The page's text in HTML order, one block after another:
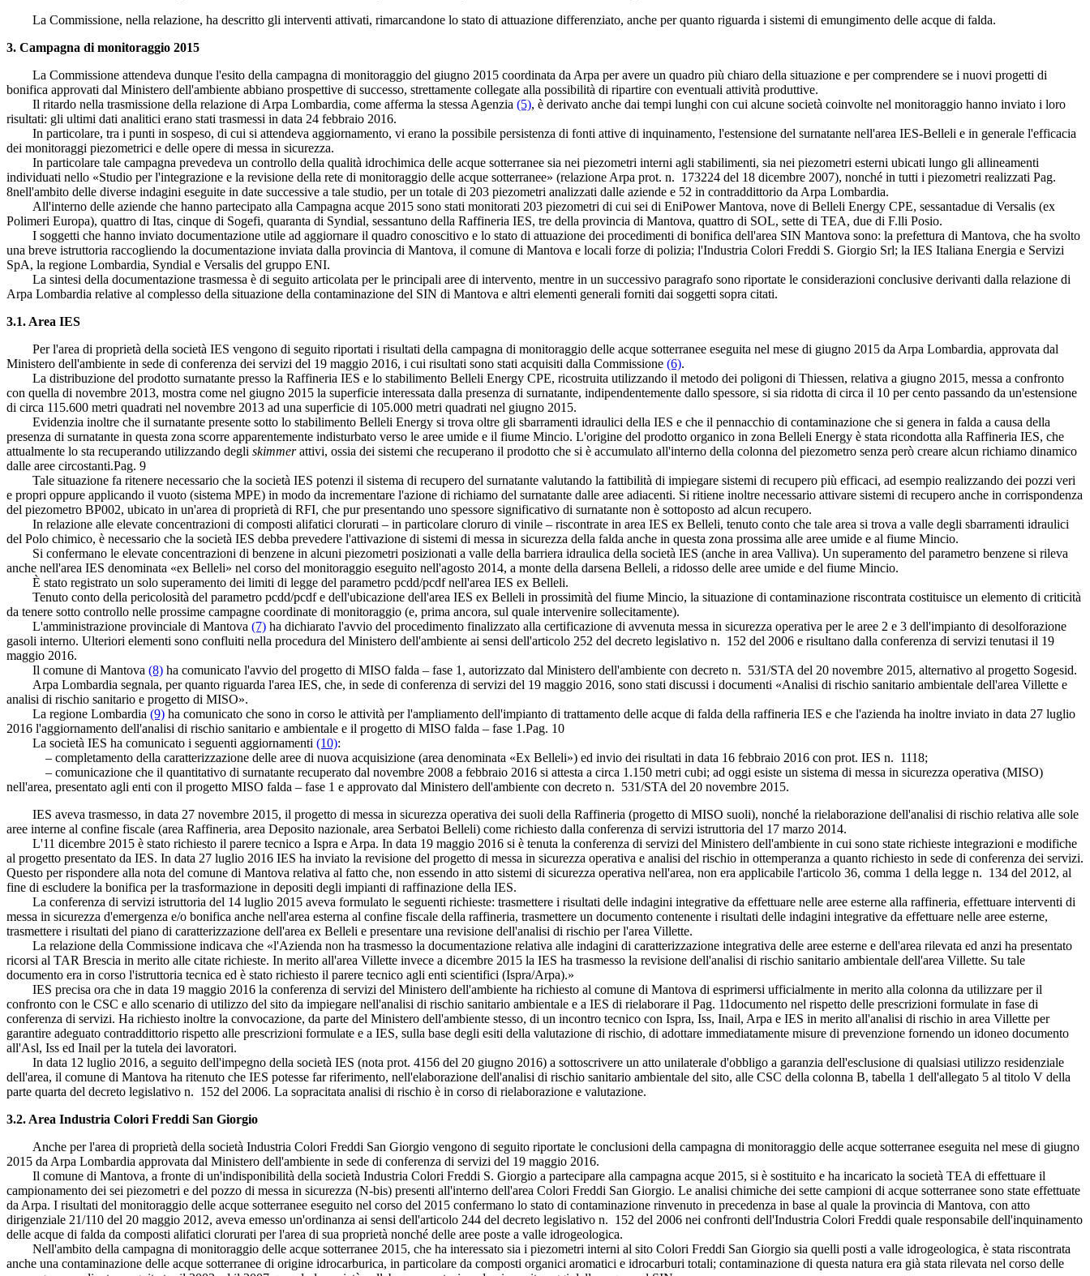
La Commissione, nella relazione, ha descritto gli interventi attivati, rimarcandone lo stato di attuazione differenziato, anche per quanto riguarda i sistemi di emungimento delle acque di falda.
3. Campagna di monitoraggio 2015
La Commissione attendeva dunque l'esito della campagna di monitoraggio del giugno 2015 coordinata da Arpa per avere un quadro più chiaro della situazione e per comprendere se i nuovi progetti di
bonifica approvati dal Ministero dell'ambiente abbiano prospettive di successo, strettamente collegate alla possibilità di ripartire con eventuali attività produttive.
Il ritardo nella trasmissione della relazione di Arpa Lombardia, come afferma la stessa Agenzia (5), è derivato anche dai tempi lunghi con cui alcune società coinvolte nel monitoraggio hanno inviato i loro
risultati: gli ultimi dati analitici erano stati trasmessi in data 24 febbraio 2016.
In particolare, tra i punti in sospeso, di cui si attendeva aggiornamento, vi erano la possibile persistenza di fonti attive di inquinamento, l'estensione del surnatante nell'area IES-Belleli e in generale l'efficacia
dei monitoraggi piezometrici e delle opere di messa in sicurezza.
In particolare tale campagna prevedeva un controllo della qualità idrochimica delle acque sotterranee sia nei piezometri interni agli stabilimenti, sia nei piezometri esterni ubicati lungo gli allineamenti
individuati nello «Studio per l'integrazione e la revisione della rete di monitoraggio delle acque sotterranee» (relazione Arpa prot. n. 173224 del 18 dicembre 2007), nonché in tutti i piezometri realizzati Pag.
8nell'ambito delle diverse indagini eseguite in date successive a tale studio, per un totale di 203 piezometri analizzati dalle aziende e 52 in contraddittorio da Arpa Lombardia.
All'interno delle aziende che hanno partecipato alla Campagna acque 2015 sono stati monitorati 203 piezometri di cui sei di EniPower Mantova, nove di Belleli Energy CPE, sessantadue di Versalis (ex
Polimeri Europa), quattro di Itas, cinque di Sogefi, quaranta di Syndial, sessantuno della Raffineria IES, tre della provincia di Mantova, quattro di SOL, sette di TEA, due di F.lli Posio.
I soggetti che hanno inviato documentazione utile ad aggiornare il quadro conoscitivo e lo stato di attuazione dei procedimenti di bonifica dell'area SIN Mantova sono: la prefettura di Mantova, che ha svolto
una breve istruttoria raccogliendo la documentazione inviata dalla provincia di Mantova, il comune di Mantova e locali forze di polizia; l'Industria Colori Freddi S. Giorgio Srl; la IES Italiana Energia e Servizi
SpA, la regione Lombardia, Syndial e Versalis del gruppo ENI.
La sintesi della documentazione trasmessa è di seguito articolata per le principali aree di intervento, mentre in un successivo paragrafo sono riportate le considerazioni conclusive derivanti dalla relazione di
Arpa Lombardia relative al complesso della situazione della contaminazione del SIN di Mantova e altri elementi generali forniti dai soggetti sopra citati.
3.1. Area IES
Per l'area di proprietà della società IES vengono di seguito riportati i risultati della campagna di monitoraggio delle acque sotterranee eseguita nel mese di giugno 2015 da Arpa Lombardia, approvata dal
Ministero dell'ambiente in sede di conferenza dei servizi del 19 maggio 2016, i cui risultati sono stati acquisiti dalla Commissione (6).
La distribuzione del prodotto surnatante presso la Raffineria IES e lo stabilimento Belleli Energy CPE, ricostruita utilizzando il metodo dei poligoni di Thiessen, relativa a giugno 2015, messa a confronto
con quella di novembre 2013, mostra come nel giugno 2015 la superficie interessata dalla presenza di surnatante, indipendentemente dallo spessore, si sia ridotta di circa il 10 per cento passando da un'estensione
di circa 115.600 metri quadrati nel novembre 2013 ad una superficie di 105.000 metri quadrati nel giugno 2015.
Evidenzia inoltre che il surnatante presente sotto lo stabilimento Belleli Energy si trova oltre gli sbarramenti idraulici della IES e che il pennacchio di contaminazione che si genera in falda a causa della
presenza di surnatante in questa zona scorre apparentemente indisturbato verso le aree umide e il fiume Mincio. L'origine del prodotto organico in zona Belleli Energy è stata ricondotta alla Raffineria IES, che
attualmente lo sta recuperando utilizzando degli skimmerattivi, ossia dei sistemi che recuperano il prodotto che si è accumulato all'interno della colonna del piezometro senza però creare alcun richiamo dinamico
dalle aree circostanti.Pag. 9
Tale situazione fa ritenere necessario che la società IES potenzi il sistema di recupero del surnatante valutando la fattibilità di impiegare sistemi di recupero più efficaci, ad esempio realizzando dei pozzi veri
e propri oppure applicando il vuoto (sistema MPE) in modo da incrementare l'azione di richiamo del surnatante dalle aree adiacenti. Si ritiene inoltre necessario attivare sistemi di recupero anche in corrispondenza
del piezometro BP002, ubicato in un'area di proprietà di RFI, che pur presentando uno spessore significativo di surnatante non è sottoposto ad alcun recupero.
In relazione alle elevate concentrazioni di composti alifatici clorurati – in particolare cloruro di vinile – riscontrate in area IES ex Belleli, tenuto conto che tale area si trova a valle degli sbarramenti idraulici
del Polo chimico, è necessario che la società IES debba prevedere l'attivazione di sistemi di messa in sicurezza della falda anche in questa zona prossima alle aree umide e al fiume Mincio.
Si confermano le elevate concentrazioni di benzene in alcuni piezometri posizionati a valle della barriera idraulica della società IES (anche in area Valliva). Un superamento del parametro benzene si rileva
anche nell'area IES denominata «ex Belleli» nel corso del monitoraggio eseguito nell'agosto 2014, a monte della darsena Belleli, a ridosso delle aree umide e del fiume Mincio.
È stato registrato un solo superamento dei limiti di legge del parametro pcdd/pcdf nell'area IES ex Belleli.
Tenuto conto della pericolosità del parametro pcdd/pcdf e dell'ubicazione dell'area IES ex Belleli in prossimità del fiume Mincio, la situazione di contaminazione riscontrata costituisce un elemento di criticità
da tenere sotto controllo nelle prossime campagne coordinate di monitoraggio (e, prima ancora, sul quale intervenire sollecitamente).
L'amministrazione provinciale di Mantova (7) ha dichiarato l'avvio del procedimento finalizzato alla certificazione di avvenuta messa in sicurezza operativa per le aree 2 e 3 dell'impianto di desolforazione
gasoli interno. Ulteriori elementi sono confluiti nella procedura del Ministero dell'ambiente ai sensi dell'articolo 252 del decreto legislativo n. 152 del 2006 e risultano dalla conferenza di servizi tenutasi il 19
maggio 2016.
Il comune di Mantova (8) ha comunicato l'avvio del progetto di MISO falda – fase 1, autorizzato dal Ministero dell'ambiente con decreto n. 531/STA del 20 novembre 2015, alternativo al progetto Sogesid.
Arpa Lombardia segnala, per quanto riguarda l'area IES, che, in sede di conferenza di servizi del 19 maggio 2016, sono stati discussi i documenti «Analisi di rischio sanitario ambientale dell'area Villette e
analisi di rischio sanitario e progetto di MISO».
La regione Lombardia (9) ha comunicato che sono in corso le attività per l'ampliamento dell'impianto di trattamento delle acque di falda della raffineria IES e che l'azienda ha inoltre inviato in data 27 luglio
2016 l'aggiornamento dell'analisi di rischio sanitario e ambientale e il progetto di MISO falda – fase 1.Pag. 10
La società IES ha comunicato i seguenti aggiornamenti (10):
– completamento della caratterizzazione delle aree di nuova acquisizione (area denominata «Ex Belleli») ed invio dei risultati in data 16 febbraio 2016 con prot. IES n. 1118;
– comunicazione che il quantitativo di surnatante recuperato dal novembre 2008 a febbraio 2016 si attesta a circa 1.150 metri cubi; ad oggi esiste un sistema di messa in sicurezza operativa (MISO)
nell'area, presentato agli enti con il progetto MISO falda – fase 1 e approvato dal Ministero dell'ambiente con decreto n. 531/STA del 20 novembre 2015.
IES aveva trasmesso, in data 27 novembre 2015, il progetto di messa in sicurezza operativa dei suoli della Raffineria (progetto di MISO suoli), nonché la rielaborazione dell'analisi di rischio relativa alle sole
aree interne al confine fiscale (area Raffineria, area Deposito nazionale, area Serbatoi Belleli) come richiesto dalla conferenza di servizi istruttoria del 17 marzo 2014.
L'11 dicembre 2015 è stato richiesto il parere tecnico a Ispra e Arpa. In data 19 maggio 2016 si è tenuta la conferenza di servizi del Ministero dell'ambiente in cui sono state richieste integrazioni e modifiche
al progetto presentato da IES. In data 27 luglio 2016 IES ha inviato la revisione del progetto di messa in sicurezza operativa e analisi del rischio in ottemperanza a quanto richiesto in sede di conferenza dei servizi.
Questo per rispondere alla nota del comune di Mantova relativa al fatto che, non essendo in atto sistemi di sicurezza operativa nell'area, non era applicabile l'articolo 36, comma 1 della legge n. 134 del 2012, al
fine di escludere la bonifica per la trasformazione in depositi degli impianti di raffinazione della IES.
La conferenza di servizi istruttoria del 14 luglio 2015 aveva formulato le seguenti richieste: trasmettere i risultati delle indagini integrative da effettuare nelle aree esterne alla raffineria, effettuare interventi di
messa in sicurezza d'emergenza e/o bonifica anche nell'area esterna al confine fiscale della raffineria, trasmettere un documento contenente i risultati delle indagini integrative da effettuare nelle aree esterne,
trasmettere i risultati del piano di caratterizzazione dell'area ex Belleli e presentare una revisione dell'analisi di rischio per l'area Villette.
La relazione della Commissione indicava che «l'Azienda non ha trasmesso la documentazione relativa alle indagini di caratterizzazione integrativa delle aree esterne e dell'area rilevata ed anzi ha presentato
ricorsi al TAR Brescia in merito alle citate richieste. In merito all'area Villette invece a dicembre 2015 la IES ha trasmesso la revisione dell'analisi di rischio sanitario ambientale dell'area Villette. Su tale
documento era in corso l'istruttoria tecnica ed è stato richiesto il parere tecnico agli enti scientifici (Ispra/Arpa).»
IES precisa ora che in data 19 maggio 2016 la conferenza di servizi del Ministero dell'ambiente ha richiesto al comune di Mantova di esprimersi ufficialmente in merito alla colonna da utilizzare per il
confronto con le CSC e allo scenario di utilizzo del sito da impiegare nell'analisi di rischio sanitario ambientale e a IES di rielaborare il Pag. 11documento nel rispetto delle prescrizioni formulate in fase di
conferenza di servizi. Ha richiesto inoltre la convocazione, da parte del Ministero dell'ambiente stesso, di un incontro tecnico con Ispra, Iss, Inail, Arpa e IES in merito all'analisi di rischio in area Villette per
garantire adeguato contraddittorio rispetto alle prescrizioni formulate e a IES, sulla base degli esiti della valutazione di rischio, di adottare immediatamente misure di prevenzione fornendo un idoneo documento
all'Asl, Iss ed Inail per la tutela dei lavoratori.
In data 12 luglio 2016, a seguito dell'impegno della società IES (nota prot. 4156 del 20 giugno 2016) a sottoscrivere un atto unilaterale d'obbligo a garanzia dell'esclusione di qualsiasi utilizzo residenziale
dell'area, il comune di Mantova ha ritenuto che IES potesse far riferimento, nell'elaborazione dell'analisi di rischio sanitario ambientale del sito, alle CSC della colonna B, tabella 1 dell'allegato 5 al titolo V della
parte quarta del decreto legislativo n. 152 del 2006. La sopracitata analisi di rischio è in corso di rielaborazione e valutazione.
3.2. Area Industria Colori Freddi San Giorgio
Anche per l'area di proprietà della società Industria Colori Freddi San Giorgio vengono di seguito riportate le conclusioni della campagna di monitoraggio delle acque sotterranee eseguita nel mese di giugno
2015 da Arpa Lombardia approvata dal Ministero dell'ambiente in sede di conferenza di servizi del 19 maggio 2016.
Il comune di Mantova, a fronte di un'indisponibilità della società Industria Colori Freddi S. Giorgio a partecipare alla campagna acque 2015, si è sostituito e ha incaricato la società TEA di effettuare il
campionamento dei sei piezometri e del pozzo di messa in sicurezza (N-bis) presenti all'interno dell'area Colori Freddi San Giorgio. Le analisi chimiche dei sette campioni di acque sotterranee sono state effettuate
da Arpa. I risultati del monitoraggio delle acque sotterranee eseguito nel corso del 2015 confermano lo stato di contaminazione rinvenuto in precedenza in base al quale la provincia di Mantova, con atto
dirigenziale 21/110 del 20 maggio 2012, aveva emesso un'ordinanza ai sensi dell'articolo 244 del decreto legislativo n. 152 del 2006 nei confronti dell'Industria Colori Freddi quale responsabile dell'inquinamento
delle acque di falda da composti alifatici clorurati per l'area di sua proprietà nonché delle aree poste a valle idrogeologica.
Nell'ambito della campagna di monitoraggio delle acque sotterranee 2015, che ha interessato sia i piezometri interni al sito Colori Freddi San Giorgio sia quelli posti a valle idrogeologica, è stata riscontrata
anche una contaminazione delle acque sotterranee di origine idrocarburica, in particolare da composti organici aromatici e idrocarburi totali; contaminazione di questa natura era già stata rilevata nel corso delle